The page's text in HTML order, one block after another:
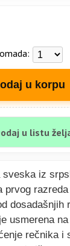
u korpu
u listu
sveska iz
prvog
dosadašnjih
usmerena
rečnika i